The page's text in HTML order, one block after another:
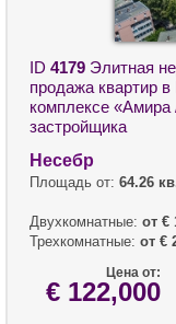
ID 4179 Элитная
продажа квартир
комплексе «Амира
застройщика
Несебр
Площадь от: 64.26
Двухкомнатные: от €
Трехкомнатные: от €
Цена от:
€ 122,000